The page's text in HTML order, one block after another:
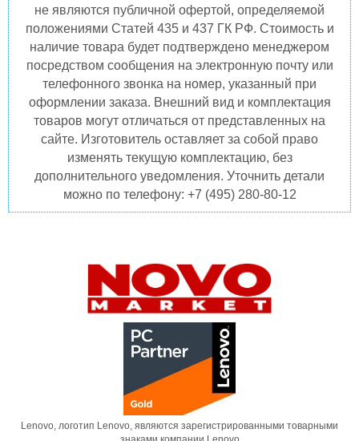
не являются публичной офертой, определяемой
положениями Статей 435 и 437 ГК РФ. Стоимость и
наличие товара будет подтверждено менеджером
посредством сообщения на электронную почту или
телефонного звонка на номер, указанный при
оформлении заказа. Внешний вид и комплектация
товаров могут отличаться от представленных на
сайте. Изготовитель оставляет за собой право
изменять текущую комплектацию, без
дополнительного уведомления. Уточнить детали
можно по телефону: +7 (495) 280-80-12
Lenovo, логотип Lenovo, являются зарегистрированными товарными